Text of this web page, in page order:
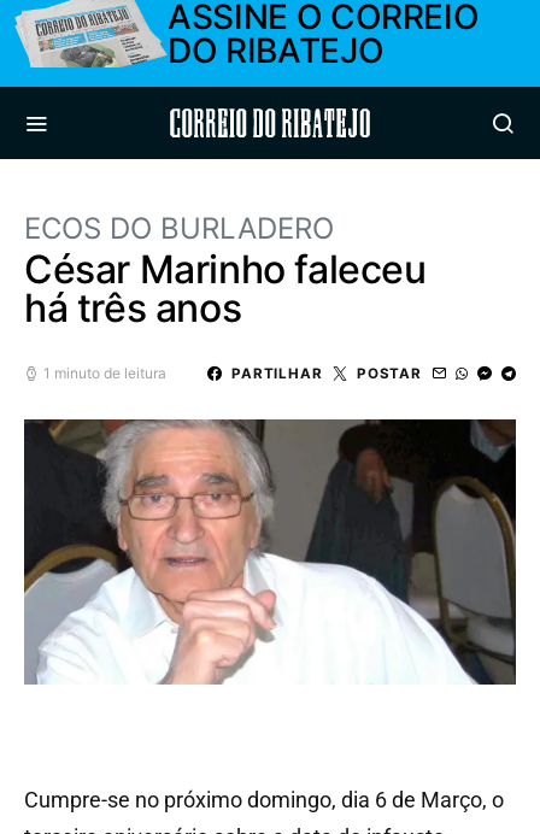
ASSINE O CORREIO
DO RIBATEJO
Correio do Ribatejo
ECOS DO BURLADERO
César Marinho faleceu
há três anos
1 minuto de leitura PARTILHAR POSTAR
Cumpre-se no próximo domingo, dia 6 de Março, o